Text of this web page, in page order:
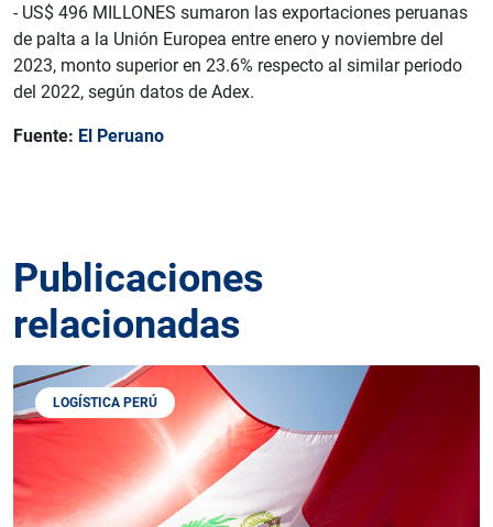
- US$ 496 MILLONES sumaron las exportaciones peruanas
de palta a la Unión Europea entre enero y noviembre del
2023, monto superior en 23.6% respecto al similar periodo
del 2022, según datos de Adex.
Fuente: El Peruano
Publicaciones
relacionadas
LOGÍSTICA PERÚ